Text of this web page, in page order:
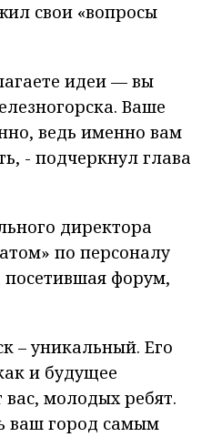
свои «вопросы
идеи — вы
Ваше
ведь именно вам
- подчеркнул глава
директора
по персоналу
посетившая форум,
– уникальный. Его
и будущее
вас, молодых ребят.
ваш город самым